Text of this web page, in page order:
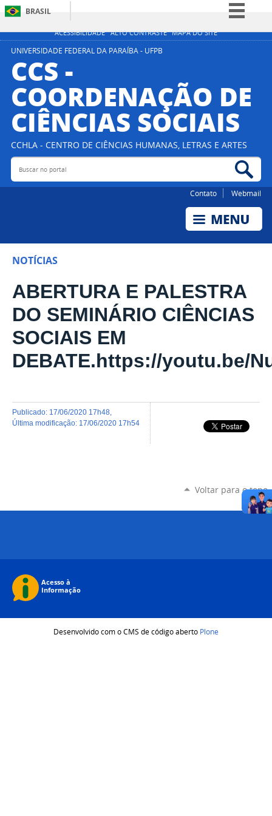
ACESSIBILIDADE ALTO CONTRASTE MAPA DO SITE
BRASIL
Simplifique!
Acesso à informação
Legislação
Canais
UNIVERSIDADE FEDERAL DA PARAÍBA - UFPB
CCS -
COORDENAÇÃO DE
CIÊNCIAS SOCIAIS
CCHLA - CENTRO DE CIÊNCIAS HUMANAS, LETRAS E ARTES
Buscar no portal
Contato Webmail
NOTÍCIAS
ABERTURA E PALESTRA
DO SEMINÁRIO CIÊNCIAS
SOCIAIS EM
DEBATE.https://youtu.be/
publicado: 17/06/2020 17h48
última modificação: 17/06/2020 17h54
Voltar para o topo
Desenvolvido com o CMS de código aberto Plone